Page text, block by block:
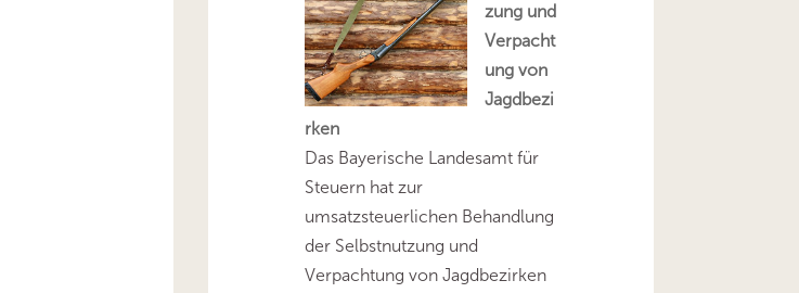
zung und
Verpacht
ung von
Jagdbezi
rken
Das Bayerische Landesamt für
Steuern hat zur
umsatzsteuerlichen Behandlung
der Selbstnutzung und
Verpachtung von Jagdbezirken